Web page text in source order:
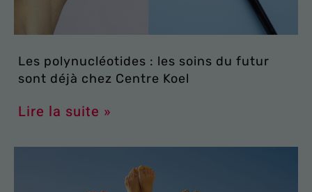
Les polynucléotides : les soins du futur
sont déjà chez Centre Koel
Lire la suite »